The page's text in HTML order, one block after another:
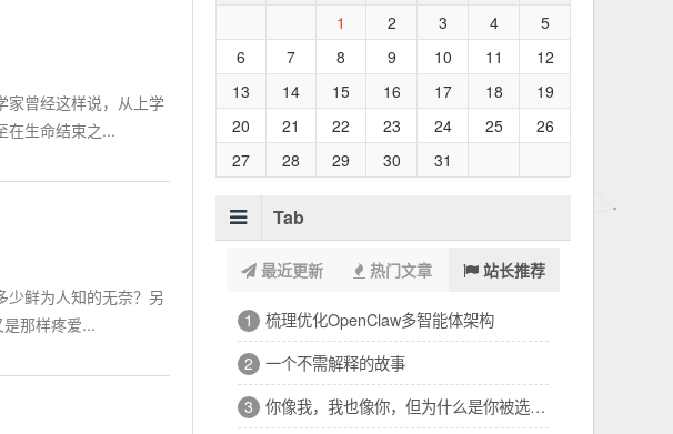
家曾经这样说，从上学
在生命结束之...
少鲜为人知的无奈？另
那样疼爱...
1 2 3 4
5
6
7 8 9 10 11
12
13
14 15 16 17 18
19
20
21 22 23 24 25
26
27
28 29 30 31
Tab
最近更新 热门文章 站长推荐
1 浑浑噩噩一整天，签了个十万的工程
2 32岁的深夜，有点惶恐
3 修车、装盖板、忙到深夜的琐碎一天